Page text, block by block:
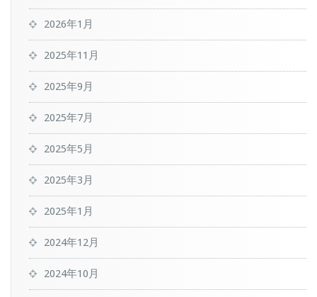
2026年1月
2025年11月
2025年9月
2025年7月
2025年5月
2025年3月
2025年1月
2024年12月
2024年10月